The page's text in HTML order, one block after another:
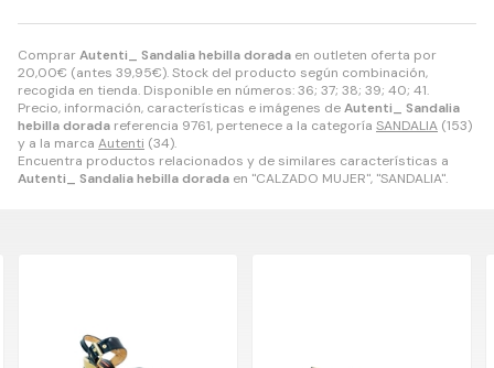
ComprarAutenti_ Sandalia hebilla dorada en outleten oferta por
20,00€ (antes 39,95€). Stock del producto según combinación,
recogida en tienda. Disponible en números: 36; 37; 38; 39; 40; 41.
Precio, información, características e imágenes deAutenti_ Sandalia
hebilla dorada referencia 9761, pertenece a la categoría SANDALIA (153)
y a la marca Autenti (34).
Encuentra productos relacionados y de similares características a
Autenti_ Sandalia hebilla dorada en "CALZADO MUJER", "SANDALIA".